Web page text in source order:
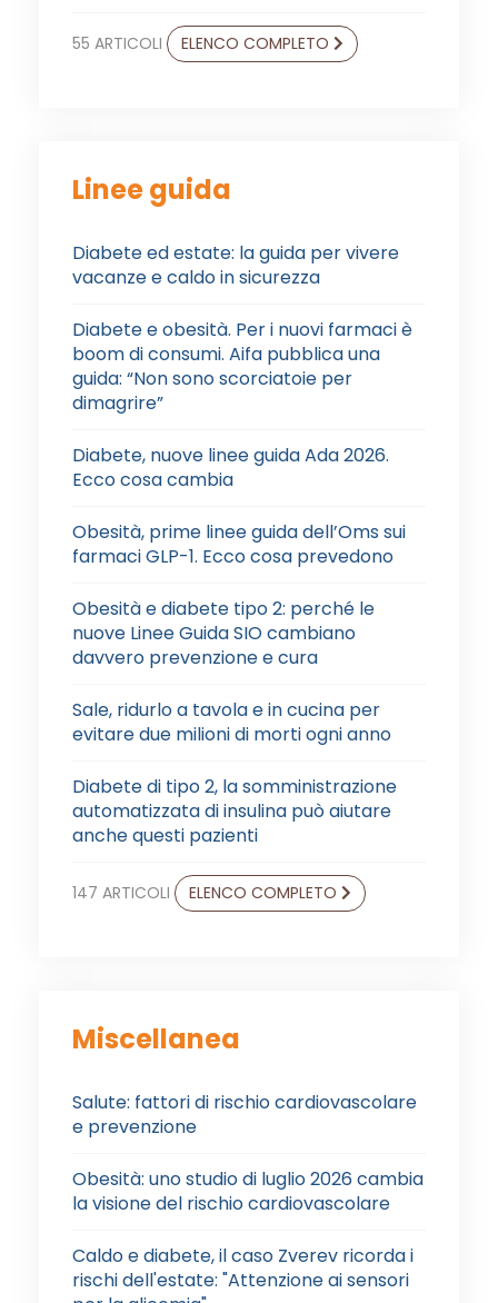
55 ARTICOLI ELENCO COMPLETO
Linee guida
Diabete ed estate: la guida per vivere
vacanze e caldo in sicurezza
Diabete e obesità. Per i nuovi farmaci è
boom di consumi. Aifa pubblica una
guida: “Non sono scorciatoie per
dimagrire”
Diabete, nuove linee guida Ada 2026.
Ecco cosa cambia
Obesità, prime linee guida dell’Oms sui
farmaci GLP-1. Ecco cosa prevedono
Obesità e diabete tipo 2: perché le
nuove Linee Guida SIO cambiano
davvero prevenzione e cura
Sale, ridurlo a tavola e in cucina per
evitare due milioni di morti ogni anno
Diabete di tipo 2, la somministrazione
automatizzata di insulina può aiutare
anche questi pazienti
147 ARTICOLI ELENCO COMPLETO
Miscellanea
Salute: fattori di rischio cardiovascolare
e prevenzione
Obesità: uno studio di luglio 2026 cambia
la visione del rischio cardiovascolare
Caldo e diabete, il caso Zverev ricorda i
rischi dell'estate: "Attenzione ai sensori